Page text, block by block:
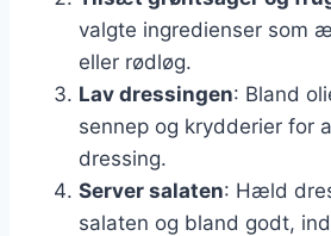
valgte ingredienser som
eller rødløg.
Lav dressingen: Bland
sennep og krydderier for
dressing.
Server salaten: Hæld
salaten og bland godt,